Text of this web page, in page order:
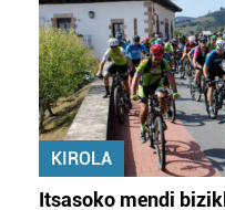
KIROLA
Itsasoko mendi